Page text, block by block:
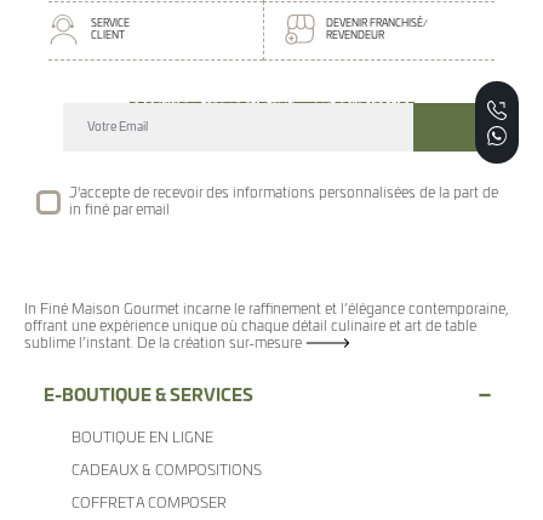
SERVICE
CLIENT
DEVENIR FRANCHISÉ/
REVENDEUR
J'accepte de recevoir des informations personnalisées de la part de
in finé par email
In Finé Maison Gourmet incarne le raffinement et l’élégance contemporaine,
offrant une expérience unique où chaque détail culinaire et art de table
sublime l’instant. De la création sur-mesure
E-BOUTIQUE & SERVICES
BOUTIQUE EN LIGNE
CADEAUX & COMPOSITIONS
COFFRET A COMPOSER